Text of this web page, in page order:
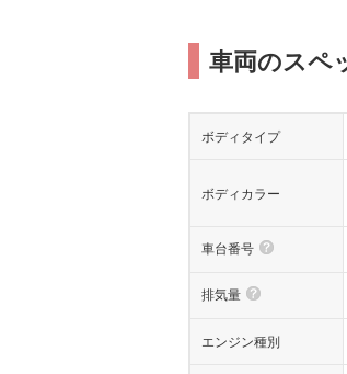
車両のスペ
ボディタイプ
ボディカラー
車台番号
排気量
エンジン種別